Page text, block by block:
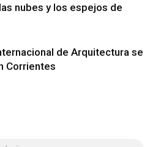
nubes y los espejos de
de Arquitectura se
Corrientes